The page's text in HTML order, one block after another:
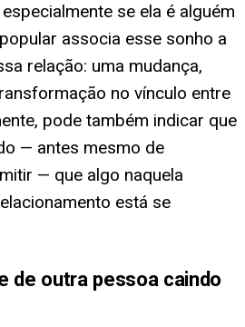
se ela é alguém
associa esse sonho a
relação: uma mudança,
no vínculo entre
pode também indicar que
— antes mesmo de
— que algo naquela
está se
de outra pessoa caindo